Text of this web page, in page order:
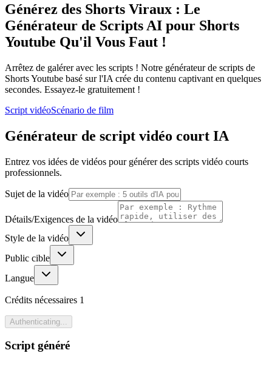
Générez des Shorts Viraux : Le
Générateur de Scripts AI pour Shorts
Youtube Qu'il Vous Faut !
Arrêtez de galérer avec les scripts ! Notre générateur de scripts de
Shorts Youtube basé sur l'IA crée du contenu captivant en quelques
secondes. Essayez-le gratuitement !
Script vidéoScénario de film
Générateur de script vidéo court IA
Entrez vos idées de vidéos pour générer des scripts vidéo courts
professionnels.
Sujet de la vidéo
Détails/Exigences de la vidéo
Style de la vidéo
Public cible
Langue
Crédits nécessaires 1
Authenticating...
Script généré